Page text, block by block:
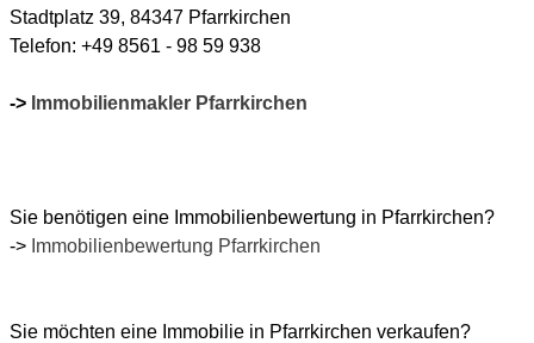
Stadtplatz 39, 84347 Pfarrkirchen
Telefon: +49 8561 - 98 59 938
-> Immobilienmakler Pfarrkirchen
Sie benötigen eine Immobilienbewertung in Pfarrkirchen?
-> Immobilienbewertung Pfarrkirchen
Sie möchten eine Immobilie in Pfarrkirchen verkaufen?